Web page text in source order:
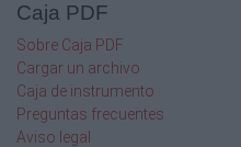
Caja PDF
Sobre Caja PDF
Cargar un archivo
Caja de instrumento
Preguntas frecuentes
Aviso legal